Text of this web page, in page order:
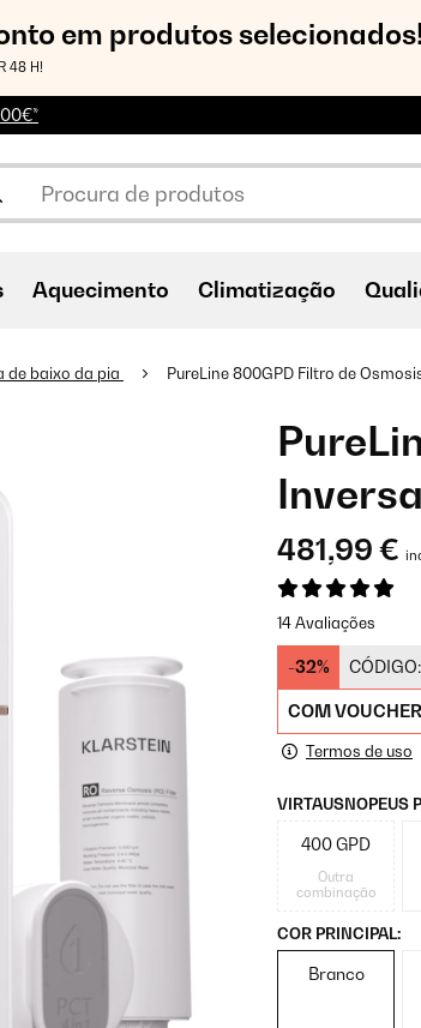
em produtos
48 H!
Aquecimento Climatização
de baixo da pia PureLine 800GPD Filtro de
481,99 €
14 Avaliações
-32% CÓDIGO:
COM
Termos de uso
VIRTAUSNOPEUS
400 GPD
Outra
combinação
COR PRINCIPAL:
Branco